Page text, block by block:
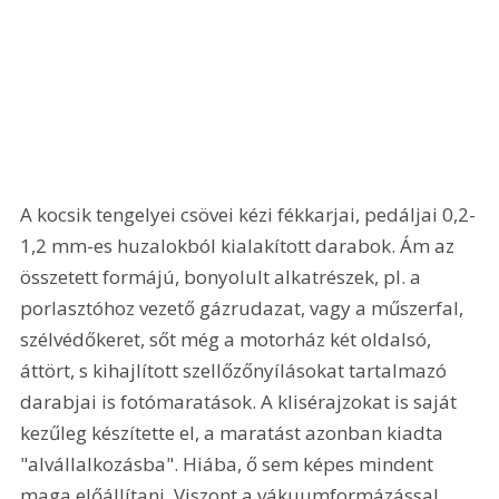
A kocsik tengelyei csövei kézi fékkarjai, pedáljai 0,2-
1,2 mm-es huzalokból kialakított darabok. Ám az
összetett formájú, bonyolult alkatrészek, pl. a
porlasztóhoz vezető gázrudazat, vagy a műszerfal,
szélvédőkeret, sőt még a motorház két oldalsó,
áttört, s kihajlított szellőzőnyílásokat tartalmazó
darabjai is fotómaratások. A klisérajzokat is saját
kezűleg készítette el, a maratást azonban kiadta
"alvállalkozásba". Hiába, ő sem képes mindent